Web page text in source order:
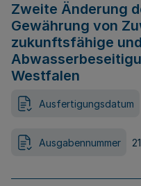
Zweite Änderung
Gewährung von
zukunftsfähige
Westfalen
Ausfertigungsdatum
Ausgabennummer